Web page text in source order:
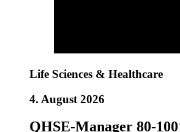
Life Sciences & Healthcare
4. August 2026
QHSE-Manager 80-